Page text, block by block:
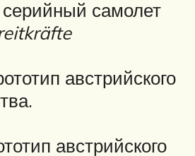
самолет
австрийского
австрийского